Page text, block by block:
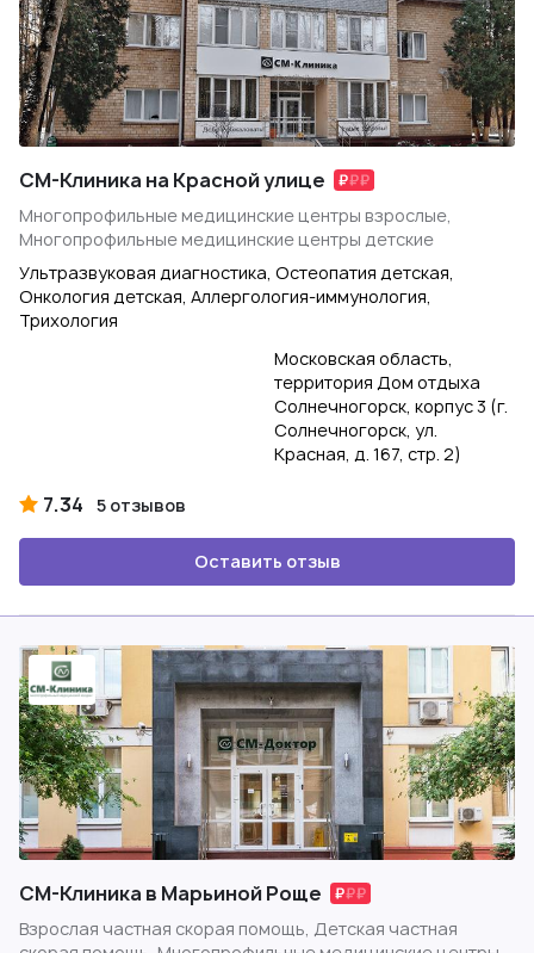
СМ-Клиника на Красной улице
Многопрофильные медицинские центры взрослые,
Многопрофильные медицинские центры детские
Ультразвуковая диагностика, Остеопатия детская,
Онкология детская, Аллергология-иммунология,
Трихология
Московская область,
территория Дом отдыха
Солнечногорск, корпус 3 (г.
Солнечногорск, ул.
Красная, д. 167, стр. 2)
7.34 5 отзывов
Оставить отзыв
СМ-Клиника в Марьиной Роще
Взрослая частная скорая помощь, Детская частная